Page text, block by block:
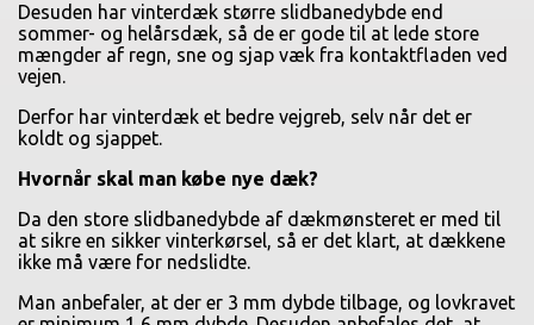
Desuden har vinterdæk større slidbanedybde end
sommer- og helårsdæk, så de er gode til at lede store
mængder af regn, sne og sjap væk fra kontaktfladen ved
vejen.
Derfor har vinterdæk et bedre vejgreb, selv når det er
koldt og sjappet.
Hvornår skal man købe nye dæk?
Da den store slidbanedybde af dækmønsteret er med til
at sikre en sikker vinterkørsel, så er det klart, at dækkene
ikke må være for nedslidte.
Man anbefaler, at der er 3 mm dybde tilbage, og lovkravet